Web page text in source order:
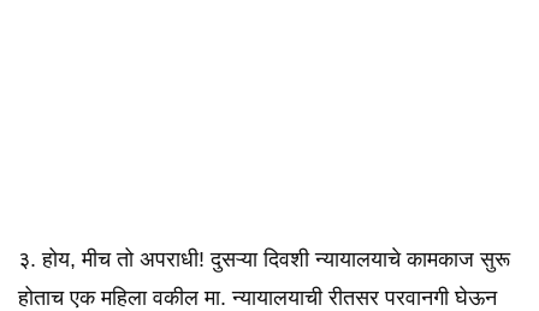
३. होय, मीच तो अपराधी! दुसऱ्या दिवशी न्यायालयाचे कामकाज सुरू
होताच एक महिला वकील मा. न्यायालयाची रीतसर परवानगी घेऊन